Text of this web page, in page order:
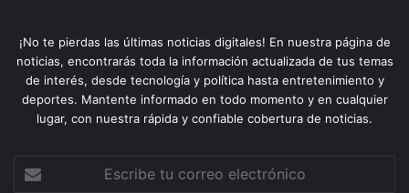
¡No te pierdas las últimas noticias digitales! En nuestra página de
noticias, encontrarás toda la información actualizada de tus temas
de interés, desde tecnología y política hasta entretenimiento y
deportes. Mantente informado en todo momento y en cualquier
lugar, con nuestra rápida y confiable cobertura de noticias.